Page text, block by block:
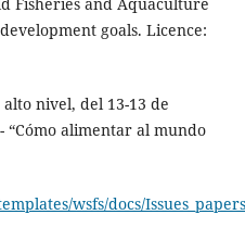
goals. Licence:
nivel, del 13-13 de
“Cómo alimentar al mundo
wsfs/docs/